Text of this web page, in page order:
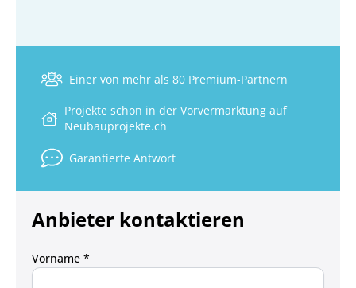
Einer von mehr als 80 Premium-Partnern
Projekte schon in der Vorvermarktung auf
Neubauprojekte.ch
Garantierte Antwort
Anbieter kontaktieren
Vorname *